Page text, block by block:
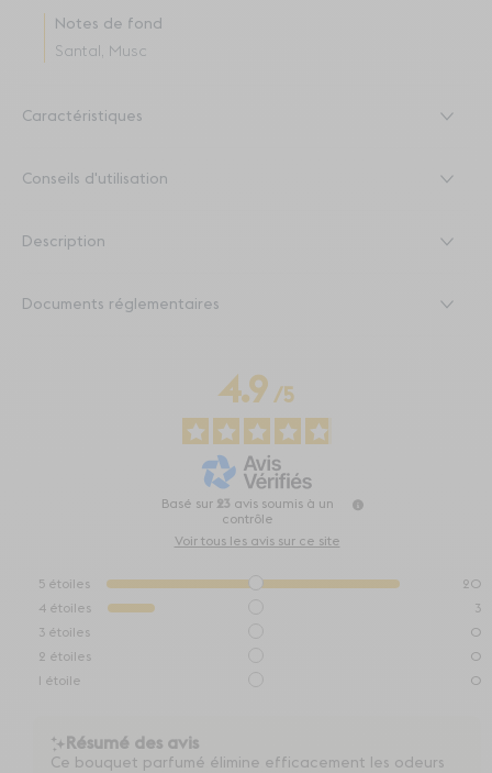
Notes de fond
Santal, Musc
Caractéristiques
Conseils d'utilisation
Description
Documents réglementaires
4.9/5
Basé sur 23 avis soumis à un
contrôle
Voir tous les avis sur ce site
5 étoiles
20
4 étoiles
3
3 étoiles
0
2 étoiles
0
1 étoile 0
Résumé des avis
Ce bouquet parfumé élimine efficacement les odeurs